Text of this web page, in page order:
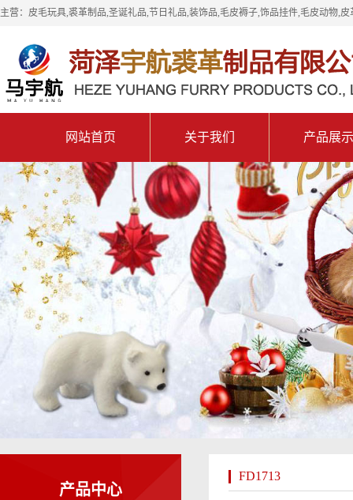
主营：皮毛玩具,裘革制品,圣诞礼品,节日礼品,装饰品,毛皮褥子,饰品挂件,毛皮动物,
网站首页 关于我们 产品展示
产品中心
FD1713